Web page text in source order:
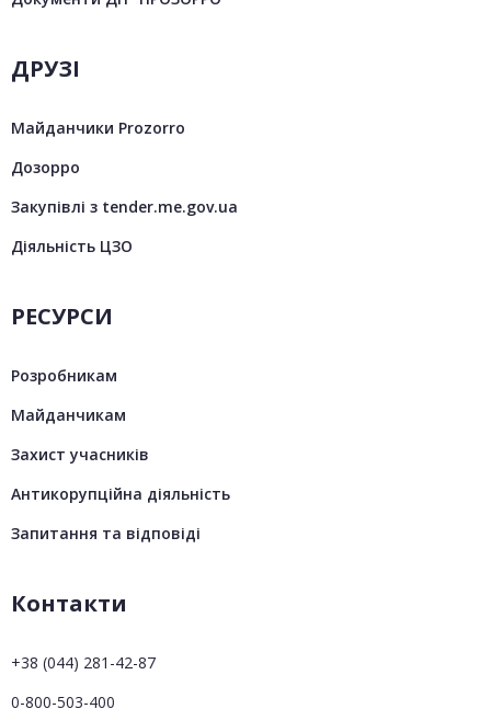
ДРУЗІ
Майданчики Prozorro
Дозорро
Закупівлі з tender.me.gov.ua
Діяльність ЦЗО
РЕСУРСИ
Розробникам
Майданчикам
Захист учасників
Антикорупційна діяльність
Запитання та відповіді
Контакти
+38 (044) 281-42-87
0-800-503-400